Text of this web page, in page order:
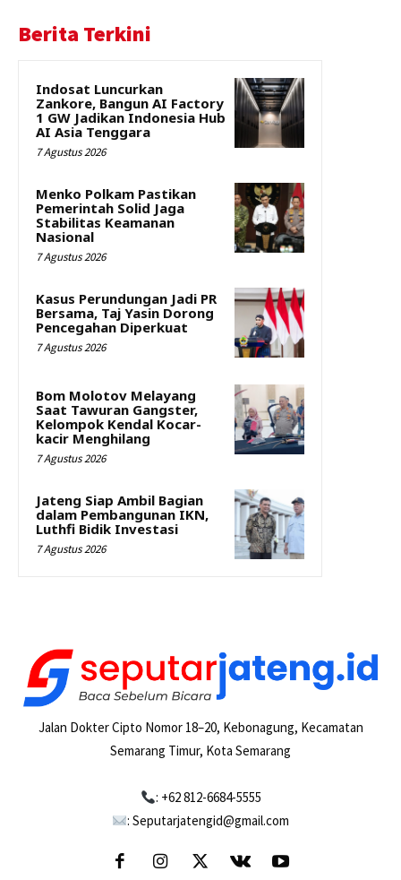
Berita Terkini
Indosat Luncurkan
Zankore, Bangun AI Factory
1 GW Jadikan Indonesia Hub
AI Asia Tenggara
7 Agustus 2026
Menko Polkam Pastikan
Pemerintah Solid Jaga
Stabilitas Keamanan
Nasional
7 Agustus 2026
Kasus Perundungan Jadi PR
Bersama, Taj Yasin Dorong
Pencegahan Diperkuat
7 Agustus 2026
Bom Molotov Melayang
Saat Tawuran Gangster,
Kelompok Kendal Kocar-
kacir Menghilang
7 Agustus 2026
Jateng Siap Ambil Bagian
dalam Pembangunan IKN,
Luthfi Bidik Investasi
7 Agustus 2026
Jalan Dokter Cipto Nomor 18–20, Kebonagung, Kecamatan
Semarang Timur, Kota Semarang
: +62 812-6684-5555
: Seputarjatengid@gmail.com